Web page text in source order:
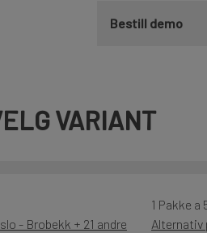
Bestill demo
VARIANT
- Brobekk + 21 andre
1 Pakke a
Alternativ